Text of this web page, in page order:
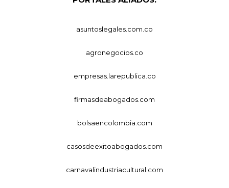
asuntoslegales.com.co
agronegocios.co
empresas.larepublica.co
firmasdeabogados.com
bolsaencolombia.com
casosdeexitoabogados.com
carnavalindustriacultural.com